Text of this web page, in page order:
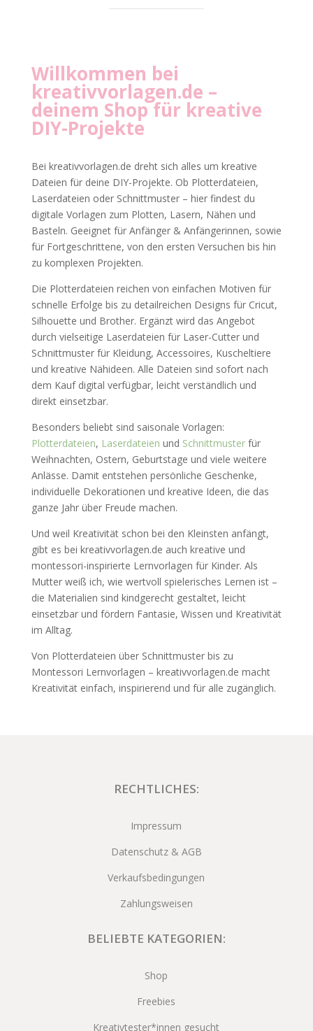
Willkommen bei
kreativvorlagen.de –
deinem Shop für kreative
DIY-Projekte
Bei kreativvorlagen.de dreht sich alles um kreative
Dateien für deine DIY-Projekte. Ob Plotterdateien,
Laserdateien oder Schnittmuster – hier findest du
digitale Vorlagen zum Plotten, Lasern, Nähen und
Basteln. Geeignet für Anfänger & Anfängerinnen, sowie
für Fortgeschrittene, von den ersten Versuchen bis hin
zu komplexen Projekten.
Die Plotterdateien reichen von einfachen Motiven für
schnelle Erfolge bis zu detailreichen Designs für Cricut,
Silhouette und Brother. Ergänzt wird das Angebot
durch vielseitige Laserdateien für Laser-Cutter und
Schnittmuster für Kleidung, Accessoires, Kuscheltiere
und kreative Nähideen. Alle Dateien sind sofort nach
dem Kauf digital verfügbar, leicht verständlich und
direkt einsetzbar.
Besonders beliebt sind saisonale Vorlagen:
Plotterdateien, Laserdateien und Schnittmusterfür
Weihnachten, Ostern, Geburtstage und viele weitere
Anlässe. Damit entstehen persönliche Geschenke,
individuelle Dekorationen und kreative Ideen, die das
ganze Jahr über Freude machen.
Und weil Kreativität schon bei den Kleinsten anfängt,
gibt es bei kreativvorlagen.de auch kreative und
montessori-inspirierte Lernvorlagen für Kinder. Als
Mutter weiß ich, wie wertvoll spielerisches Lernen ist –
die Materialien sind kindgerecht gestaltet, leicht
einsetzbar und fördern Fantasie, Wissen und Kreativität
im Alltag.
Von Plotterdateien über Schnittmuster bis zu
Montessori Lernvorlagen – kreativvorlagen.de macht
Kreativität einfach, inspirierend und für alle zugänglich.
RECHTLICHES:
Impressum
Datenschutz & AGB
Verkaufsbedingungen
Zahlungsweisen
BELIEBTE KATEGORIEN:
Shop
Freebies
Kreativtester*innen gesucht